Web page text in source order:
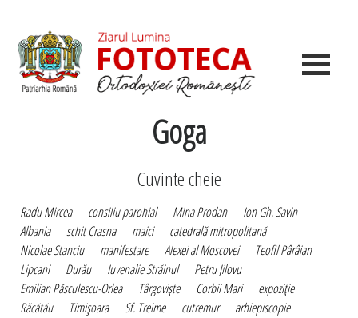
Goga
Cuvinte cheie
Radu Mircea consiliu parohial Mina Prodan
Ion Gh. Savin
Albania
schit Crasna maici
catedrală mitropolitană
Nicolae Stanciu
manifestare Alexei al Moscovei
Teofil Pârâian
Lipcani
Durău Iuvenalie Străinul
Petru Jilovu
Emilian Păsculescu-Orlea
Târgovişte Corbii Mari
expoziţie
Răcătău
Timişoara Sf. Treime cutremur
arhiepiscopie